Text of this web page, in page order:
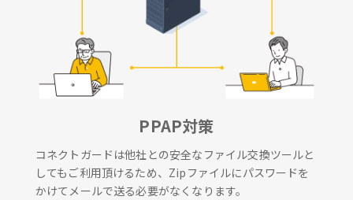
PPAP対策
コネクトガードは他社との安全なファイル交換ツールと
してもご利用頂けるため、Zipファイルにパスワードを
かけてメールで送る必要がなくなります。